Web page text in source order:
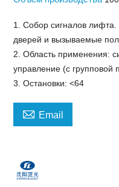
1. Собор сигналов
дверей и вызываемые
2. Область применения:
управление (с групповой
3. Остановки: <64
 Email